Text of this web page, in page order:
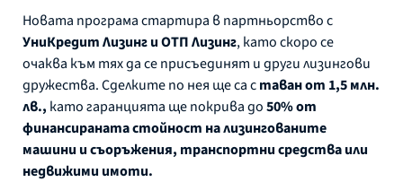
Новата програма стартира в партньорство с
УниКредит Лизинг и ОТП Лизинг, като скоро се
очаква към тях да се присъединят и други лизингови
дружества. Сделките по нея ще са ставан от 1,5 млн.
лв., като гаранцията ще покрива до50% от
финансираната стойност на лизингованите
машини и съоръжения, транспортни средства или
недвижими имоти.